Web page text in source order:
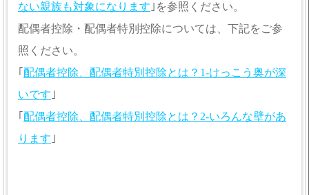
ない親族も対象になります ｣を参照ください。
配偶者控除・配偶者特別控除については、下記をご参
照ください。
｢ 配偶者控除、配偶者特別控除とは？1-けっこう奥が深
いです ｣
｢ 配偶者控除、配偶者特別控除とは？2-いろんな壁があ
ります ｣